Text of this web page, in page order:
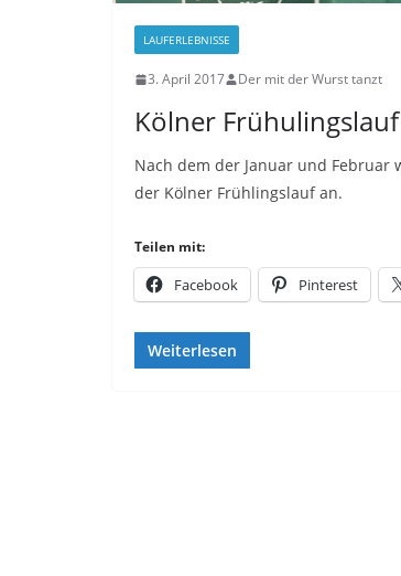
LAUFERLEBNISSE
3. April 2017 Der mit der Wurst tanzt
Kölner Frühulingslauf
Nach dem der Januar und
der Kölner Frühlingslauf an.
Teilen mit:
Facebook Pinterest
Weiterlesen